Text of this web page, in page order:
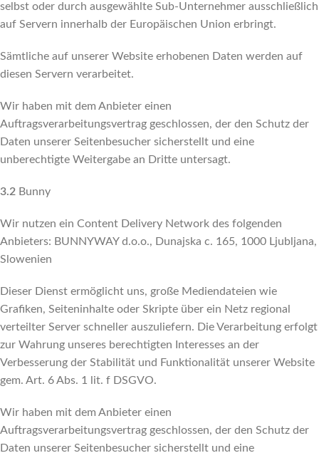
selbst oder durch ausgewählte Sub-Unternehmer ausschließlich
auf Servern innerhalb der Europäischen Union erbringt.
Sämtliche auf unserer Website erhobenen Daten werden auf
diesen Servern verarbeitet.
Wir haben mit dem Anbieter einen
Auftragsverarbeitungsvertrag geschlossen, der den Schutz der
Daten unserer Seitenbesucher sicherstellt und eine
unberechtigte Weitergabe an Dritte untersagt.
3.2 Bunny
Wir nutzen ein Content Delivery Network des folgenden
Anbieters: BUNNYWAY d.o.o., Dunajska c. 165, 1000 Ljubljana,
Slowenien
Dieser Dienst ermöglicht uns, große Mediendateien wie
Grafiken, Seiteninhalte oder Skripte über ein Netz regional
verteilter Server schneller auszuliefern. Die Verarbeitung erfolgt
zur Wahrung unseres berechtigten Interesses an der
Verbesserung der Stabilität und Funktionalität unserer Website
gem. Art. 6 Abs. 1 lit. f DSGVO.
Wir haben mit dem Anbieter einen
Auftragsverarbeitungsvertrag geschlossen, der den Schutz der
Daten unserer Seitenbesucher sicherstellt und eine